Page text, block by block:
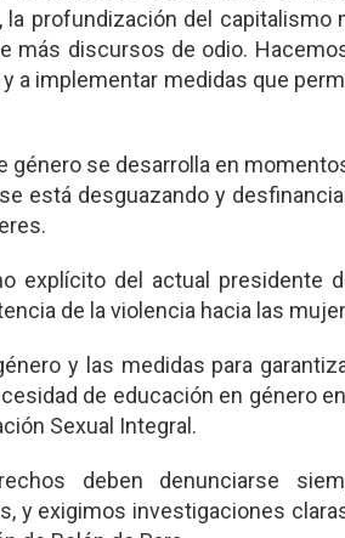
profundización del capitalismo
más discursos de odio.
a implementar medidas que
género se desarrolla en
está desguazando y
explícito del actual presidente
de la violencia hacia las
y las medidas para
de educación en género
Sexual Integral.
deben denunciarse
y exigimos investigaciones